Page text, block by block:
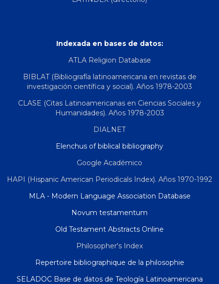
Indexada en bases de datos:
ATLA Religion Database
BIBLAT (Bibliografía latinoamericana en revistas de
investigación científica y social). Años 1978-2003
CLASE (Citas Latinoamericanas en Ciencias Sociales y
Humanidades). Años 1978-2003
DIALNET
Elenchus of biblical bibliography
Google Académico
HAPI (Hispanic American Periodicals Index). Años 1970-1992
MLA - Modern Language Association Database
Novum testamentum
Old Testament Abstracts Online
Philosopher's Index
Repertoire bibliographique de la philosophie
SELADOC Base de datos de Teología Latinoamericana